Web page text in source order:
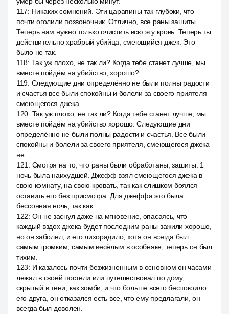
117: Никаких сомнений. Эти царапины так глубоки, что
почти оголили позвоночник. Отлично, все раны зашиты.
Теперь нам нужно только очистить всю эту кровь. Теперь ты
действительно храбрый убийца, смеющийся джек. Это
было не так.
118: Так уж плохо, не так ли? Когда тебе станет лучше, мы
вместе пойдём на убийство, хорошо?
119: Следующие дни определённо не были полны радости
и счастья все были спокойны и болели за своего приятеля
смеющегося джека.
120: Так уж плохо, не так ли? Когда тебе станет лучше, мы
вместе пойдём на убийство хорошо. Следующие дни
определённо не были полны радости и счастья. Все были
спокойны и болели за своего приятеля, смеющегося джека
не.
121 : Смотря на то, что раны были обработаны, зашиты. 1
ночь была наихудшей. Джефф взял смеющегося джека в
свою комнату, на свою кровать, так как слишком боялся
оставить его без присмотра. Для джеффа это была
бессонная ночь, так как
122: Он не заснул даже на мгновение, опасаясь, что
каждый вздох джека будет последним раны зажили хорошо,
но он заболел, и его лихорадило, хотя он всегда был
самым громким, самым весёлым в особняке, теперь он был
тихим.
123: И казалось почти безжизненным в основном он часами
лежал в своей постели или путешествовал по дому,
скрытый в тени, как зомби, и что больше всего беспокоило
его друга, он отказался есть все, что ему предлагали, он
всегда был доволен.